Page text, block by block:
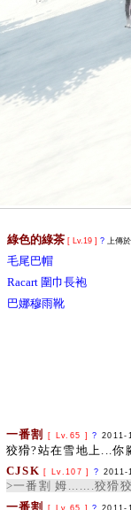
綠色的綠茶 [ Lv.19 ] ? 上傳
毛尾巴帽
Racart 圍巾長袍
巴娜穆雨靴
一番割 [ Lv.65 ]?
狡猾?站在雪地上...你
CJSK [ Lv.107 ] ?
>一番割 姆.......狡猾
一番割 [ Lv.65 ]?